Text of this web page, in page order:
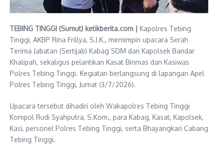
TEBING TINGGI (Sumut) ketikberita.com | Kapolres Tebing
Tinggi, AKBP Rina Frillya, S.I.K., memimpin upacara Serah
Terima Jabatan (Sertijab) Kabag SDM dan Kapolsek Bandar
Khalipah, sekaligus pelantikan Kasat Binmas dan Kasiwas
Polres Tebing Tinggi. Kegiatan berlangsung di lapangan Apel
Polres Tebing Tinggi, Jumat (3/7/2026).
Upacara tersebut dihadiri oleh Wakapolres Tebing Tinggi
Kompol Rudi Syahputra, S.Kom., para Kabag, Kasat, Kapolsek,
Kasi, personel Polres Tebing Tinggi, serta Bhayangkari Cabang
Tebing Tinggi.